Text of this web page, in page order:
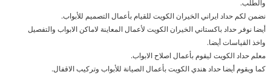
والطلب.
نضمن لكم حداد ايراني الخيران الكويت للقيام بأعمال التصميم للأبواب.
أيضا نوفر حداد باكستاني الخيران الكويت لأعمال المعاينة لاماكن الابواب والتفصيل
واخذ القياسات أيضا.
معلم حداد الكويت ليقوم بأعمال اصلاح الابواب.
كما ويقوم أيضا حداد هندي الكويت بأعمال الصيانة للأبواب وتركيب الاقفال.